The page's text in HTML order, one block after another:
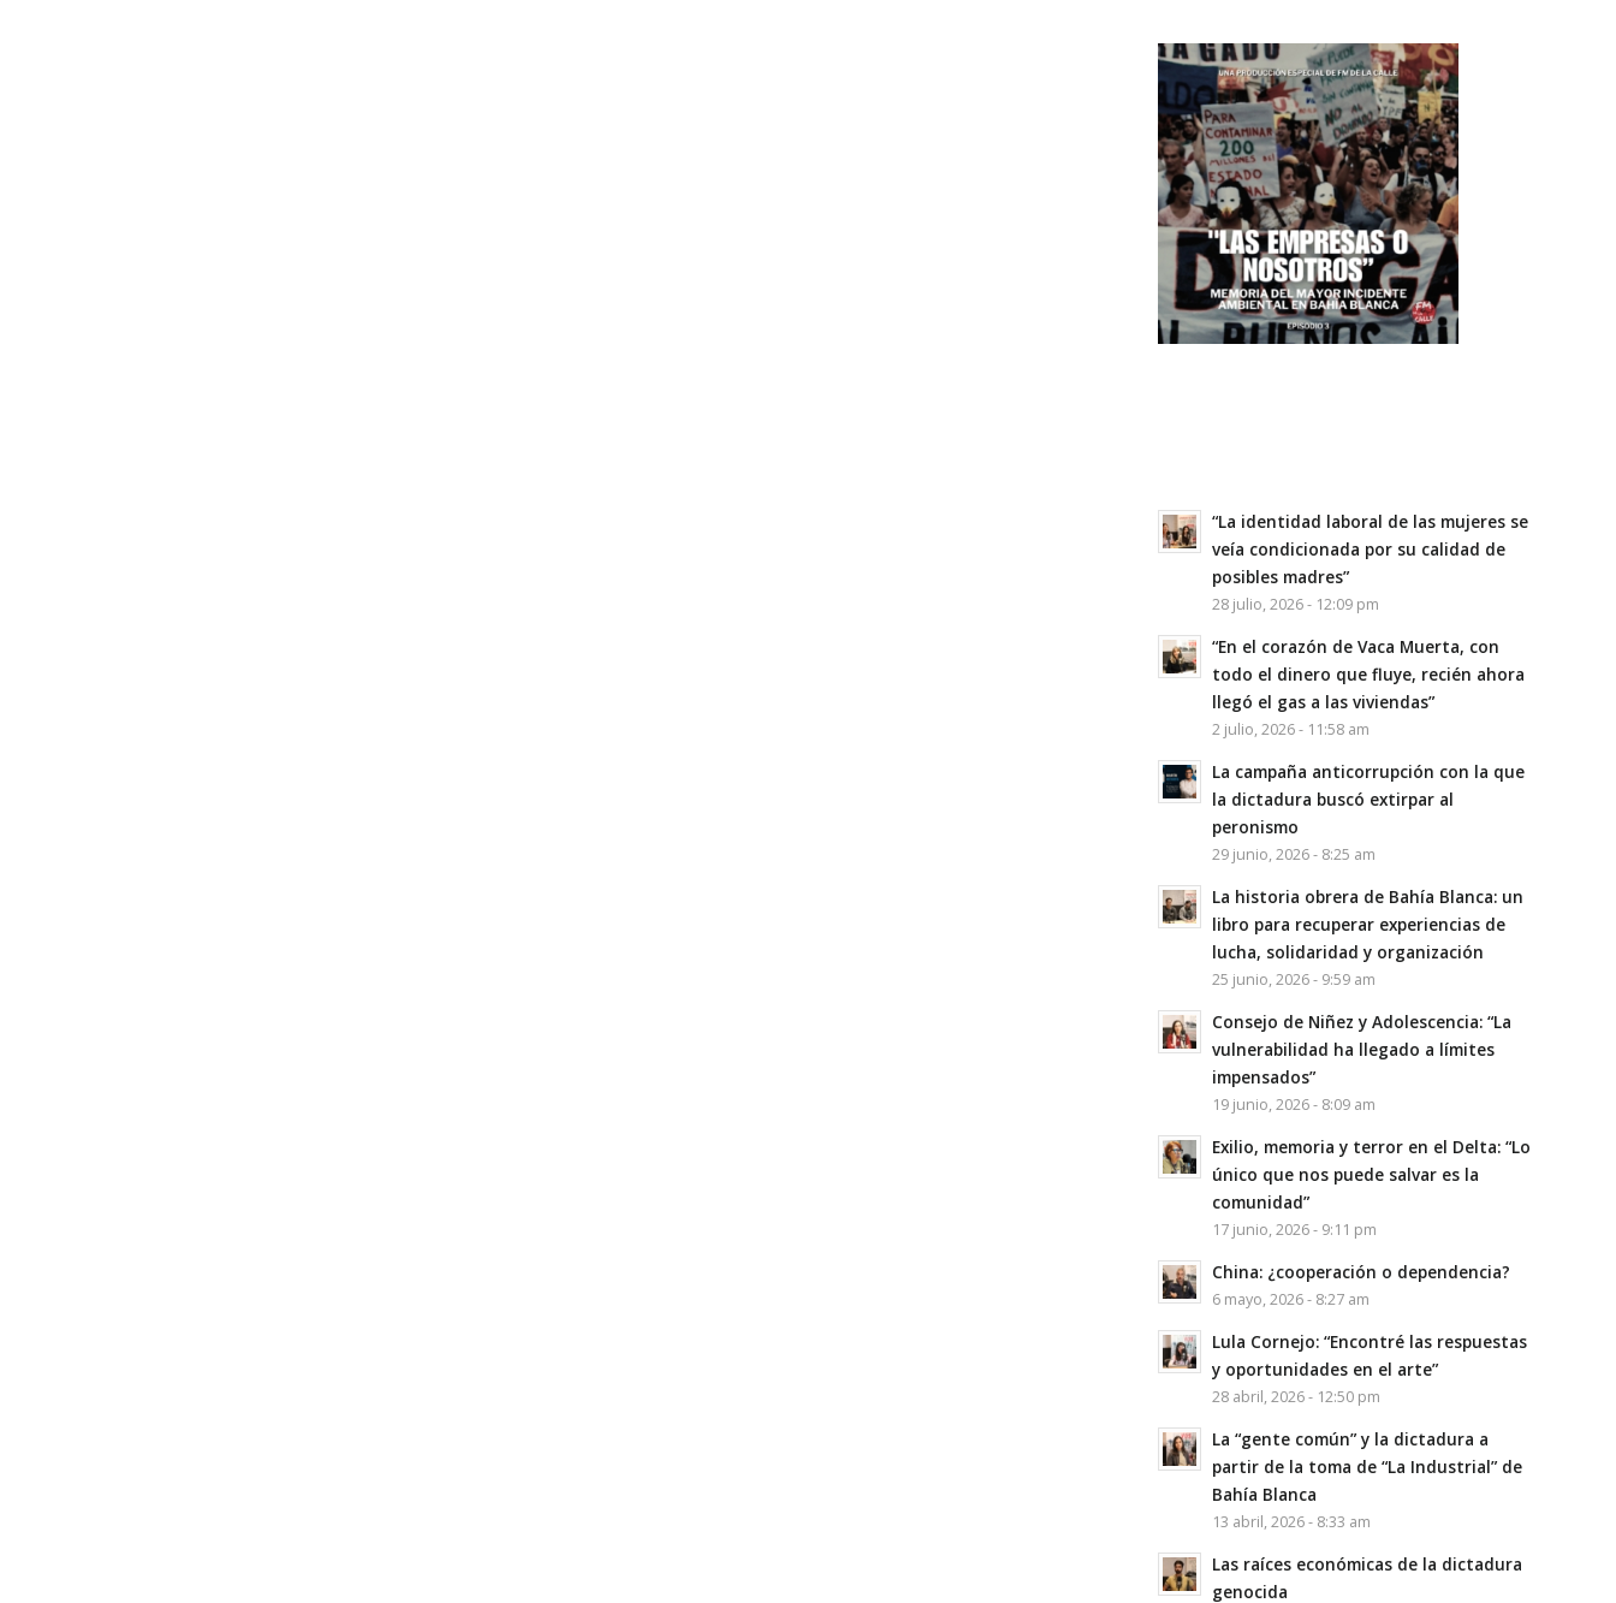
“La identidad laboral de las mujeres se
veía condicionada por su calidad de
posibles madres”
28 julio, 2026 - 12:09 pm
“En el corazón de Vaca Muerta, con
todo el dinero que fluye, recién ahora
llegó el gas a las viviendas”
2 julio, 2026 - 11:58 am
La campaña anticorrupción con la que
la dictadura buscó extirpar al
peronismo
29 junio, 2026 - 8:25 am
La historia obrera de Bahía Blanca: un
libro para recuperar experiencias de
lucha, solidaridad y organización
25 junio, 2026 - 9:59 am
Consejo de Niñez y Adolescencia: “La
vulnerabilidad ha llegado a límites
impensados”
19 junio, 2026 - 8:09 am
Exilio, memoria y terror en el Delta: “Lo
único que nos puede salvar es la
comunidad”
17 junio, 2026 - 9:11 pm
China: ¿cooperación o dependencia?
6 mayo, 2026 - 8:27 am
Lula Cornejo: “Encontré las respuestas
y oportunidades en el arte”
28 abril, 2026 - 12:50 pm
La “gente común” y la dictadura a
partir de la toma de “La Industrial” de
Bahía Blanca
13 abril, 2026 - 8:33 am
Las raíces económicas de la dictadura
genocida